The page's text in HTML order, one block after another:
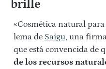
brille
«Cosmética natural para
lema de Saigu, una
que está convencida de
de los recursos